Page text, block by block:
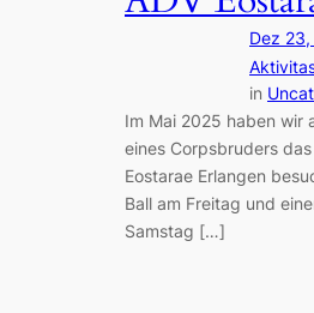
Dez
in
Im Mai 2025 haben wir
eines Corpsbruders
Eostarae Erlangen
Ball am Freitag und
Samstag […]